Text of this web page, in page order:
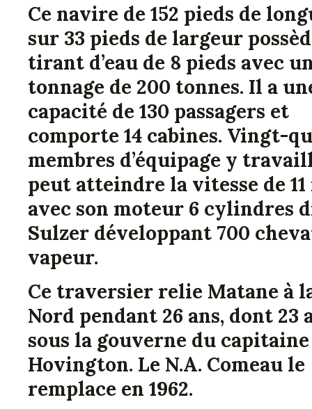
Ce navire de 152 pieds de
sur 33 pieds de largeur
tirant d’eau de 8 pieds avec
tonnage de 200 tonnes. Il a
capacité de 130 passagers et
comporte 14 cabines. Vingt-
membres d’équipage y
peut atteindre la vitesse de
avec son moteur 6 cylindres
Sulzer développant 700
vapeur.
Ce traversier relie Matane à
Nord pendant 26 ans, dont 23
sous la gouverne du capitaine
Hovington. Le N.A. Comeau le
remplace en 1962.